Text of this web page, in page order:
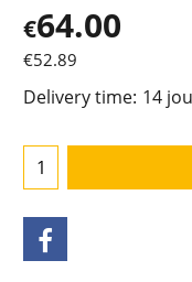
€64.00
€52.89
Delivery time: 14